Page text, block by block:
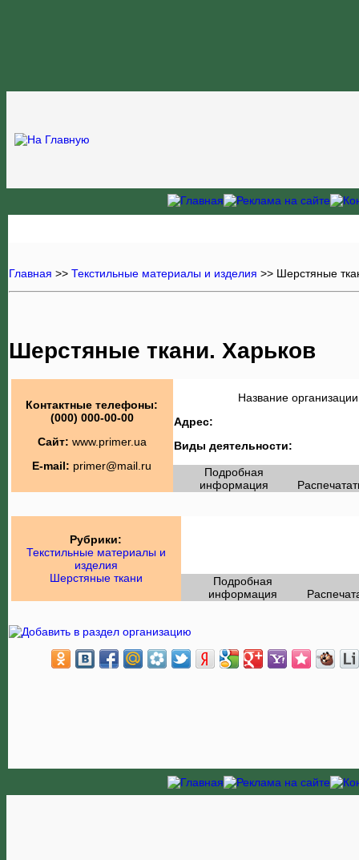
Главная >> Текстильные материалы и изделия >> Шерстяные
Шерстяные ткани. Харьков
Контактные телефоны:
(000) 000-00-00
Сайт: www.primer.ua
E-mail: primer@mail.ru
Название организации
Адрес:
Виды деятельности:
Подробная
информация
Рубрики:
Текстильные материалы и
изделия
Шерстяные ткани
Подробная
информация